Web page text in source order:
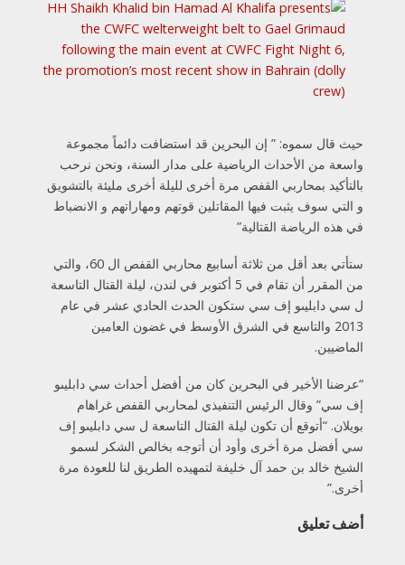
حيث قال سموه: ” إن البحرين قد استضافت دائماً مجموعة
واسعة من الأحداث الرياضية على مدار السنة، ونحن نرحب
بالتأكيد بمحاربي القفص مرة أخرى لليلة أخرى مليئة بالتشويق
و التي سوف يثبت فيها المقاتلين قوتهم ومهاراتهم و الانضباط
في هذه الرياضة القتالية”
ستأتي بعد أقل من ثلاثة أسابيع محاربي القفص ال 60، والتي
من المقرر أن تقام في 5 أكتوبر في لندن، ليلة القتال التاسعة
ل سي دابليىو إف سي ستكون الحدث الحادي عشر في عام
2013 والتاسع في الشرق الأوسط في غضون العامين
الماضيين.
“عرضنا الأخير في البحرين كان من أفضل أحداث سي دابليىو
إف سي” وقال الرئيس التنفيذي لمحاربي القفص غراهام
بويلان. “أتوقع أن تكون ليلة القتال التاسعة ل سي دابليىو إف
سي أفضل مرة أخرى وأود أن أتوجه بخالص الشكر لسمو
الشيخ خالد بن حمد آل خليفة لتمهيده الطريق لنا للعودة مرة
أخرى.”
أضف تعليق